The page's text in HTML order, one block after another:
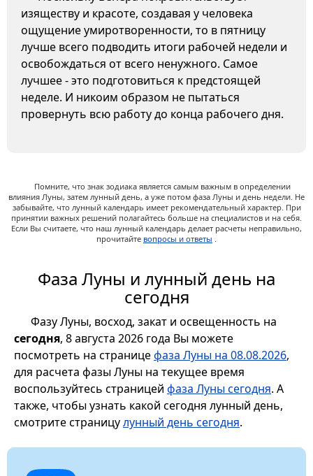
изяществу и красоте, создавая у человека
ощущение умиротворенности, то в пятницу
лучше всего подводить итоги рабочей недели и
освобождаться от всего ненужного. Самое
лучшее - это подготовиться к предстоящей
неделе. И никоим образом не пытаться
провернуть всю работу до конца рабочего дня.
Помните, что знак зодиака является самым важным в определении
влияния Луны, затем лунный день, а уже потом фаза Луны и день недели. Не
забывайте, что лунный календарь имеет рекомендательный характер. При
принятии важных решений полагайтесь больше на специалистов и на себя.
Если Вы считаете, что наш лунный календарь делает расчеты неправильно,
прочитайте вопросы и ответы .
Фаза Луны и лунный день на
сегодня
Фазу Луны, восход, закат и освещенность на
сегодня, 8 августа 2026 года Вы можете
посмотреть на страницефаза Луны на 08.08.2026,
для расчета фазы Луны на текущее время
воспользуйтесь страницей фаза Луны сегодня. А
также, чтобы узнать какой сегодня лунный день,
смотрите страницулунный день сегодня.